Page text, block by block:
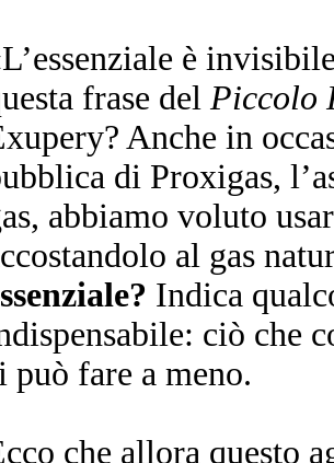
è
frase del Piccolo
Anche in
di Proxigas,
abbiamo voluto
al gas
Indica
ciò che
può fare a meno.
che allora questo